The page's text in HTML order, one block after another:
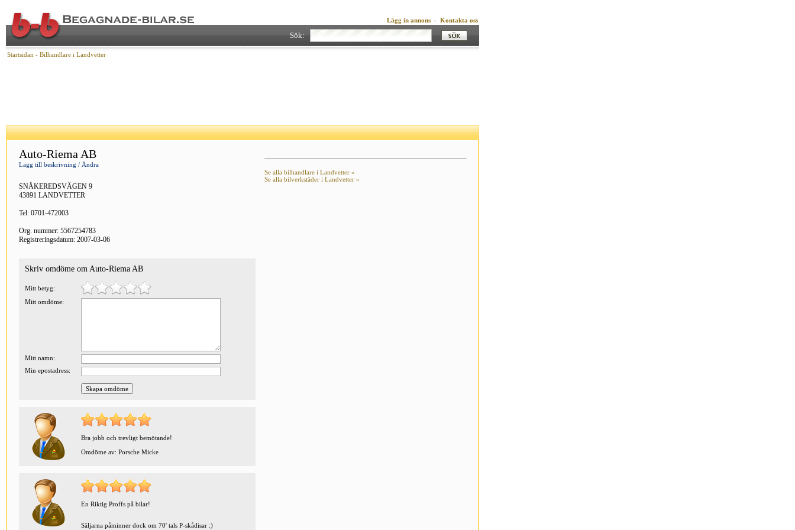
Lägg in annons - Kontakta oss
Sök:
Startsidan - Bilhandlare i Landvetter
Auto-Riema AB
Lägg till beskrivning / Ändra
SNÅKEREDSVÄGEN 9
43891 LANDVETTER
Tel: 0701-472003
Org. nummer: 5567254783
Registreringsdatum: 2007-03-06
Skriv omdöme om Auto-Riema AB
Mitt betyg:
Mitt omdöme:
Mitt namn:
Min epostadress:
Bra jobb och trevligt bemötande!
Omdöme av: Porsche Micke
En Riktig Proffs på bilar!
Säljarna påminner dock om 70' tals P-skådisar :)
Se alla bilhandlare i Landvetter »
Se alla bilverkstäder i Landvetter »